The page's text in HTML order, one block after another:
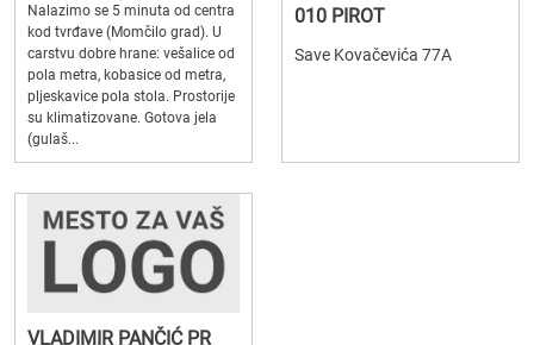
Nalazimo se 5 minuta od centra
kod tvrđave (Momčilo grad). U
carstvu dobre hrane: vešalice od
pola metra, kobasice od metra,
pljeskavice pola stola. Prostorije
su klimatizovane. Gotova jela
(gulaš...
010 PIROT
Save Kovačevića 77A
VLADIMIR PANČIĆ PR